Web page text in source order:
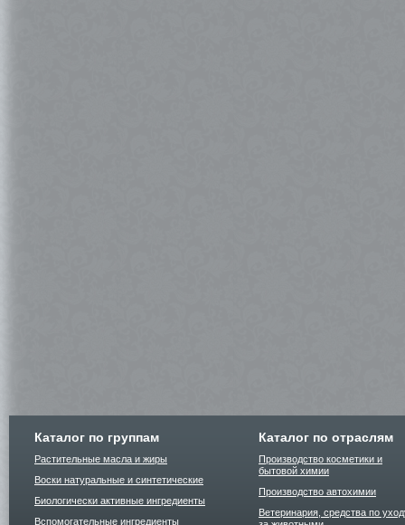
Каталог по группам
Растительные масла и жиры
Воски натуральные и синтетические
Биологически активные ингредиенты
Вспомогательные ингредиенты
Каталог по отраслям
Производство косметики и
бытовой химии
Производство автохимии
Ветеринария, средства по